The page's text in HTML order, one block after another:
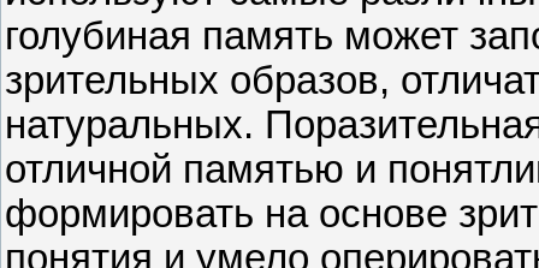
голубиная память может
зрительных образов,
натуральных.
отличной памятью и
формировать на основе
понятия и умело